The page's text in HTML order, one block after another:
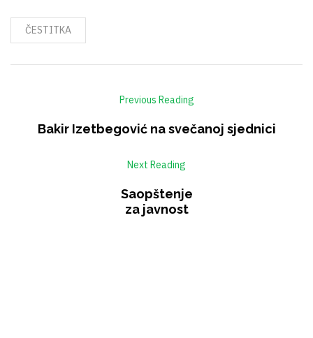
ČESTITKA
Previous Reading
Bakir Izetbegović na svečanoj sjednici
Next Reading
Saopštenje
za javnost